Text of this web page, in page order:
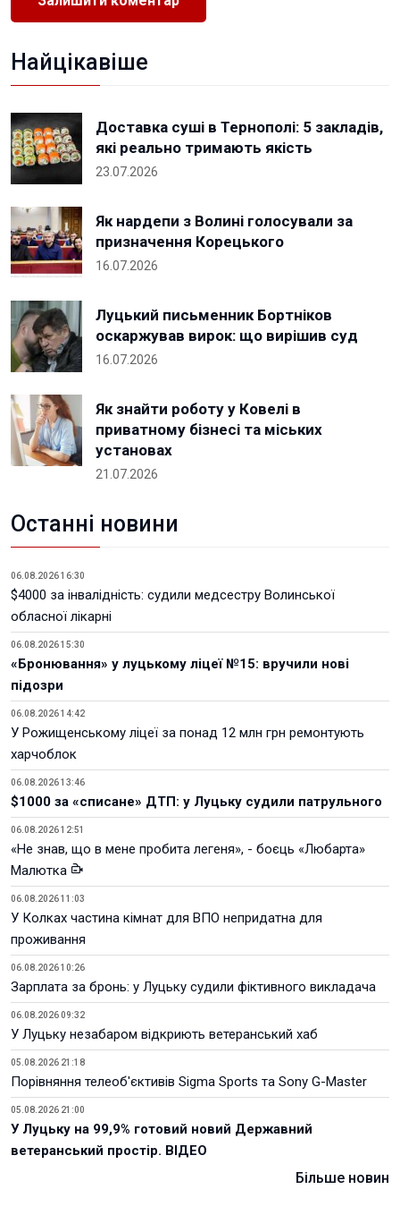
Найцікавіше
Доставка суші в Тернополі: 5 закладів,
які реально тримають якість
23.07.2026
Як нардепи з Волині голосували за
призначення Корецького
16.07.2026
Луцький письменник Бортніков
оскаржував вирок: що вирішив суд
16.07.2026
Як знайти роботу у Ковелі в
приватному бізнесі та міських
установах
21.07.2026
Останні новини
06.08.2026 16:30
$4000 за інвалідність: судили медсестру Волинської
обласної лікарні
06.08.2026 15:30
«Бронювання» у луцькому ліцеї №15: вручили нові
підозри
06.08.2026 14:42
У Рожищенському ліцеї за понад 12 млн грн ремонтують
харчоблок
06.08.2026 13:46
$1000 за «списане» ДТП: у Луцьку судили патрульного
06.08.2026 12:51
«Не знав, що в мене пробита легеня», - боєць «Любарта»
Малютка
06.08.2026 11:03
У Колках частина кімнат для ВПО непридатна для
проживання
06.08.2026 10:26
Зарплата за бронь: у Луцьку судили фіктивного викладача
06.08.2026 09:32
У Луцьку незабаром відкриють ветеранський хаб
05.08.2026 21:18
Порівняння телеоб'єктивів Sigma Sports та Sony G-Master
05.08.2026 21:00
У Луцьку на 99,9% готовий новий Державний
ветеранський простір. ВІДЕО
Більше новин